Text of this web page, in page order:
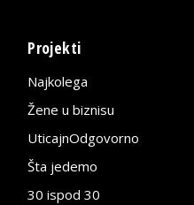
Projekti
Najkolega
Žene u biznisu
UticajnOdgovorno
Šta jedemo
30 ispod 30